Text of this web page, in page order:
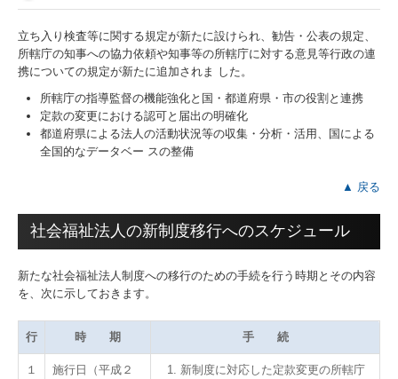
立ち入り検査等に関する規定が新たに設けられ、勧告・公表の規定、
所轄庁の知事への協力依頼や知事等の所轄庁に対する意見等行政の連
携についての規定が新たに追加されま した。
所轄庁の指導監督の機能強化と国・都道府県・市の役割と連携
定款の変更における認可と届出の明確化
都道府県による法人の活動状況等の収集・分析・活用、国による
全国的なデータベー スの整備
▲ 戻る
社会福祉法人の新制度移行へのスケジュール
新たな社会福祉法人制度への移行のための手続を行う時期とその内容
を、次に示しておきます。
行 時 期 手 続
１
施行日（平成２
新制度に対応した定款変更の所轄庁